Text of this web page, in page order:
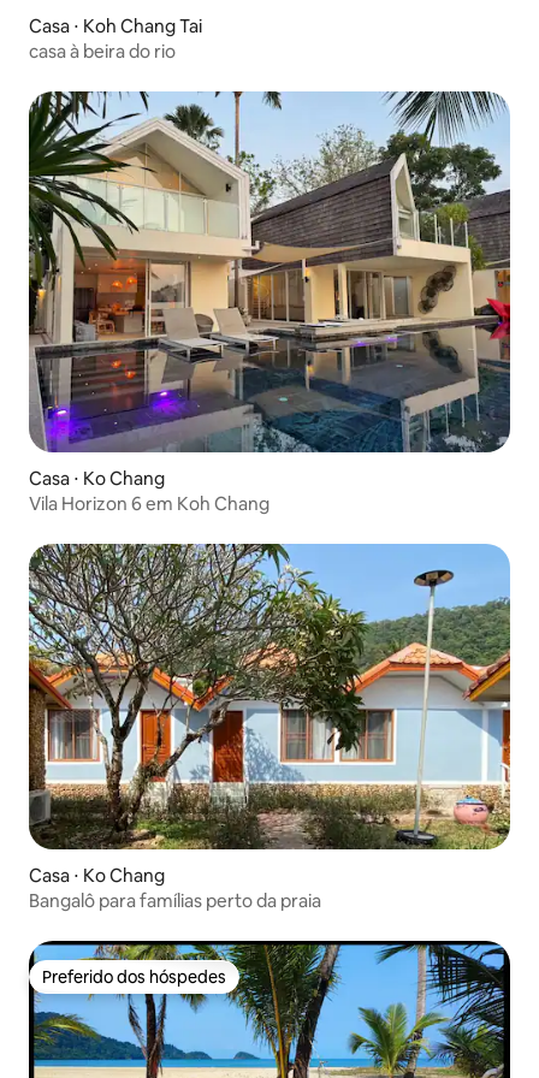
Casa ⋅ Koh Chang Tai
casa à beira do rio
Casa ⋅ Ko Chang
Vila Horizon 6 em Koh Chang
Casa ⋅ Ko Chang
Bangalô para famílias perto da praia
Preferido dos hóspedes
Preferido dos hóspedes